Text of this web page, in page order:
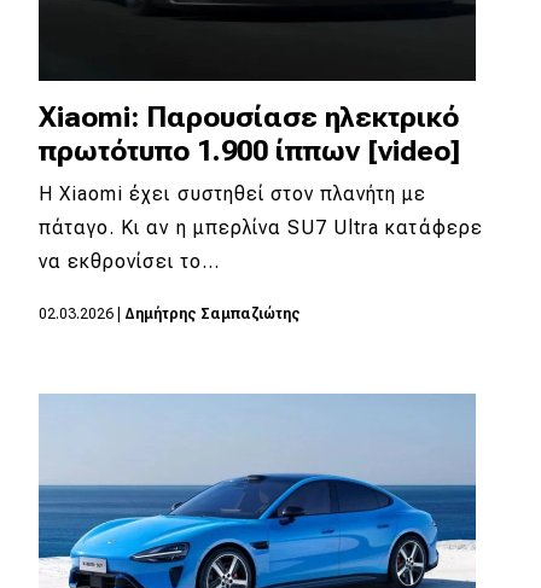
Χρηστικά
Συμβουλές
ΚΤΕΟ
Οδική βοήθεια
eDRIVE
DRIVE USED
Xiaomi: Παρουσίασε ηλεκτρικό
πρωτότυπο 1.900 ίππων [video]
H Xiaomi έχει συστηθεί στον πλανήτη με
πάταγο. Κι αν η μπερλίνα SU7 Ultra κατάφερε
να εκθρονίσει το…
02.03.2026 Δημήτρης Σαμπαζιώτης